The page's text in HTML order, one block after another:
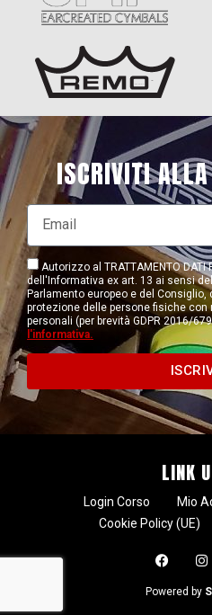
ISCRIVITI
Autorizzo al TRATTAMENTO DATI
dell'Informativa ex art. 13 ai sensi
Parlamento europeo e del Consiglio,
protezione delle persone fisiche
personali (per brevità GDPR 2016/
l'informativa.
LINK
Login Corso Mio
Cookie Policy (UE)
Powered by